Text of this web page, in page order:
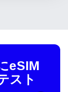
eSIM
スト